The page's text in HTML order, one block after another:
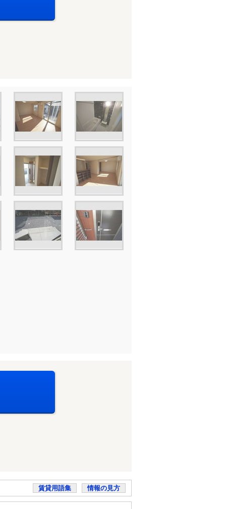
賃貸用語集 情報の見方